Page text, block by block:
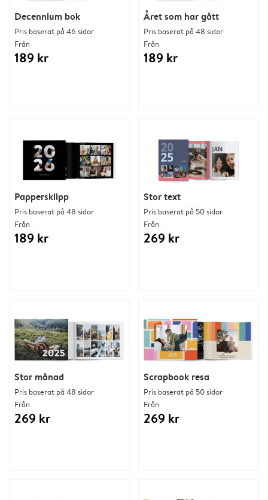
Decennium bok
Pris baserat på 46 sidor
Från
189 kr
Året som har gått
Pris baserat på 48 sidor
Från
189 kr
Scrapbook resa
Pris baserat på 50 sidor
Från
269 kr
Stor månad
Pris baserat på 48 sidor
Från
269 kr
Pappersklipp
Pris baserat på 48 sidor
Från
189 kr
Stor text
Pris baserat på 50 sidor
Från
269 kr